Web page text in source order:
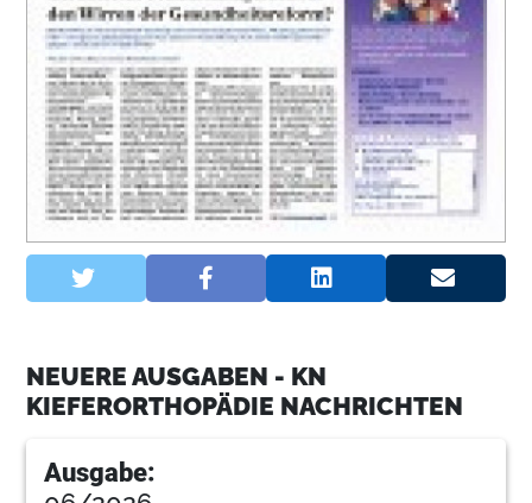
NEUERE AUSGABEN - KN
KIEFERORTHOPÄDIE NACHRICHTEN
Ausgabe: